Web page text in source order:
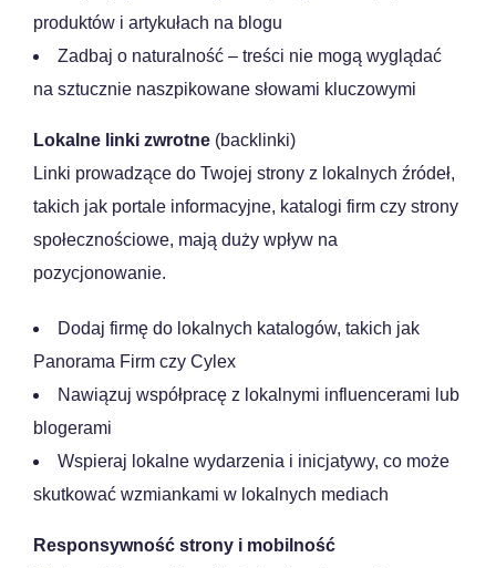
produktów i artykułach na blogu
Zadbaj o naturalność – treści nie mogą wyglądać
na sztucznie naszpikowane słowami kluczowymi
Lokalne linki zwrotne (backlinki)
Linki prowadzące do Twojej strony z lokalnych źródeł,
takich jak portale informacyjne, katalogi firm czy strony
społecznościowe, mają duży wpływ na
pozycjonowanie.
Dodaj firmę do lokalnych katalogów, takich jak
Panorama Firm czy Cylex
Nawiązuj współpracę z lokalnymi influencerami lub
blogerami
Wspieraj lokalne wydarzenia i inicjatywy, co może
skutkować wzmiankami w lokalnych mediach
Responsywność strony i mobilność